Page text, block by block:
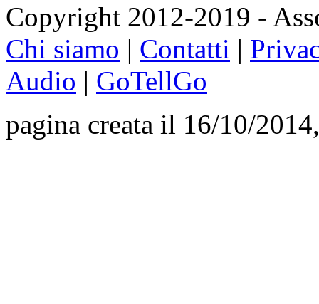
Copyright 2012-2019 -
Chi siamo | Contatti |
Audio | GoTellGo
pagina creata il 16/10/